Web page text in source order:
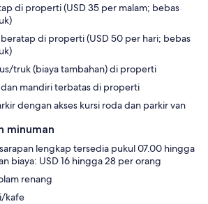
di properti (USD 35 per malam; bebas
beratap di properti (USD 50 per hari; bebas
truk (biaya tambahan) di properti
dan mandiri terbatas di properti
dengan akses kursi roda dan parkir van
minuman
lengkap tersedia pukul 07.00 hingga
biaya: USD 16 hingga 28 per orang
renang
kafe